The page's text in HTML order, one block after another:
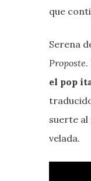
que
Serena
Proposte.
el pop
suerte al
velada.